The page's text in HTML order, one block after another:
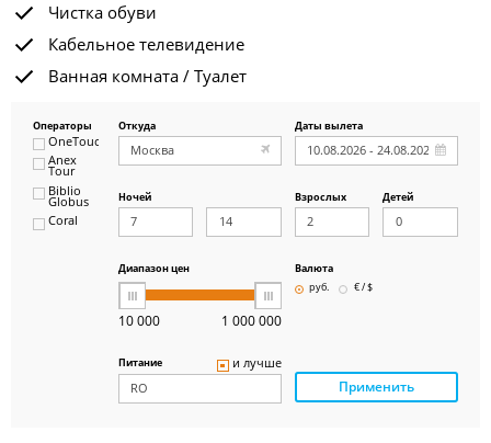
Чистка обуви
Кабельное телевидение
Ванная комната / Туалет
Операторы
OneTouch&Travel
Anex
Tour
Biblio
Globus
Coral
Откуда Даты вылета
Ночей Взрослых Детей
Диапазон цен
10 000 1 000 000
Валюта
руб.
€ / $
Питание и лучше
Применить